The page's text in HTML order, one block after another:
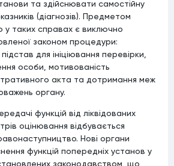
та здійснювати самостійну
(діагнозів). Предметом
у таких справах є виключно
законом процедури:
для ініціювання перевірки,
особи, мотивованість
акта та дотримання меж
органу.
функцій від ліквідованих
оцінювання відбувається
Нові органи
функцій попередніх установ у
законодавством, що